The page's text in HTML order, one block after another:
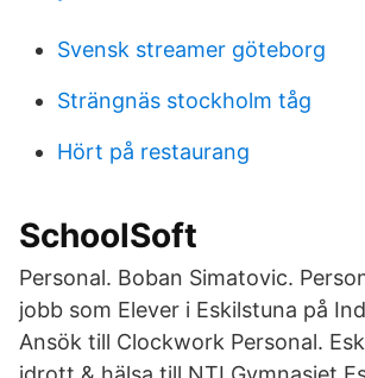
Svensk streamer göteborg
Strängnäs stockholm tåg
Hört på restaurang
SchoolSoft
Personal. Boban Simatovic.
jobb som Elever i Eskilstuna på
Ansök till Clockwork Personal.